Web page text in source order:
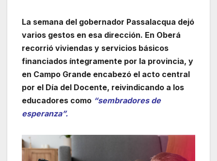
La semana del gobernador Passalacqua dejó
varios gestos en esa dirección. En Oberá
recorrió viviendas y servicios básicos
financiados íntegramente por la provincia, y
en Campo Grande encabezó el acto central
por el Día del Docente, reivindicando a los
educadores como “sembradores de
esperanza”.